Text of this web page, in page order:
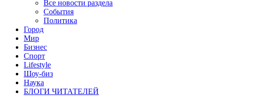
Все новости раздела
События
Политика
Город
Мир
Бизнес
Спорт
Lifestyle
Шоу-биз
Наука
БЛОГИ ЧИТАТЕЛЕЙ